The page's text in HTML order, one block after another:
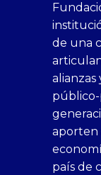
1xbet
canlı
casino
siteleri
bedava
bonus
veren
siteler
1xbet
deneme
siteleri
deneme
bonusu
Sikis
siteleri
bonusu
veren
siteler
casino
siteleri
1win
xslot
sahabet
giriş
1xbet
giriş
tarafbet
giriş
bonusu
veren
siteler
deneme
bonusu
Deneme
bonusu
veren
siteler
escort
casino
siteleri
bonusu
bahis
siteleri
Hot
Couple
xxx
porn
on
webcam
Tits
Free
Giriş
bonusu
veren
siteler
deneme
bonusu
veren
siteler
de una
alianzas
público-
aporten
país de